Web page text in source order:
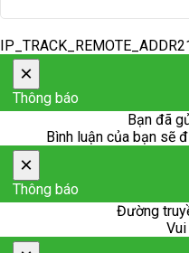
×
Thông báo
Bạn đã
Bình luận của bạn sẽ
×
Thông báo
Đường